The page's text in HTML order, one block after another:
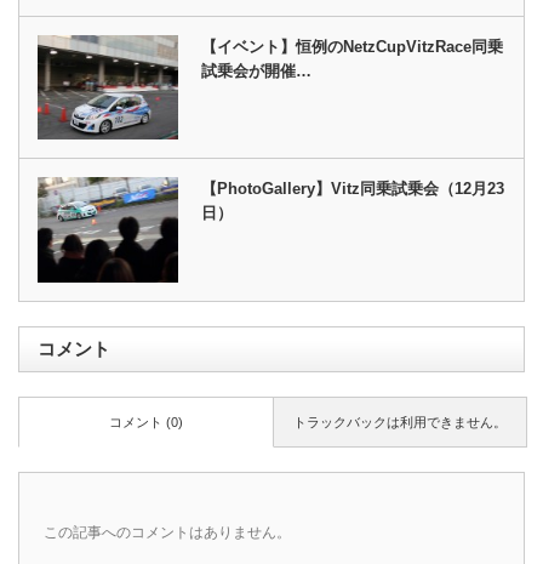
【イベント】恒例のNetzCupVitzRace同乗
試乗会が開催…
【PhotoGallery】Vitz同乗試乗会（12月23
日）
コメント
トラックバックは利用できません。
コメント (0)
この記事へのコメントはありません。